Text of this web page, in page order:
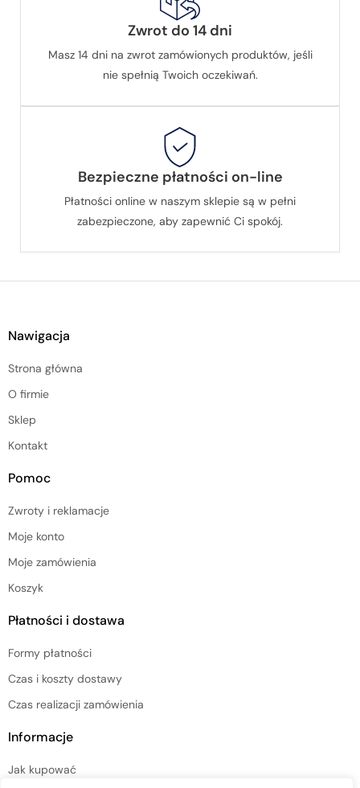
Zwrot do 14 dni
Masz 14 dni na zwrot zamówionych produktów, jeśli
nie spełnią Twoich oczekiwań.
Bezpieczne płatności on-line
Płatności online w naszym sklepie są w pełni
zabezpieczone, aby zapewnić Ci spokój.
Nawigacja
Strona główna
O firmie
Sklep
Kontakt
Pomoc
Zwroty i reklamacje
Moje konto
Moje zamówienia
Koszyk
Płatności i dostawa
Formy płatności
Czas i koszty dostawy
Czas realizacji zamówienia
Informacje
Jak kupować